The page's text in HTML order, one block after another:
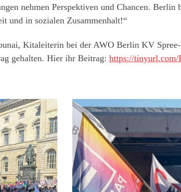
nehmen Perspektiven und Chancen. Berlin
und in sozialen Zusammenhalt!“
Kitaleiterin bei der AWO Berlin KV
gehalten. Hier ihr Beitrag: https://tinyurl.com/